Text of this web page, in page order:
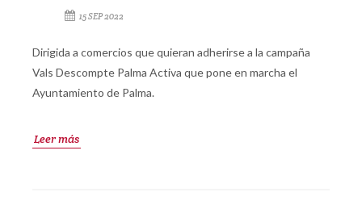
15 SEP 2022
Dirigida a comercios que quieran adherirse a la campaña
Vals Descompte Palma Activa que pone en marcha el
Ayuntamiento de Palma.
Leer más